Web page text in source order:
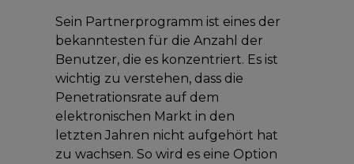
Sein Partnerprogramm ist eines der
bekanntesten für die Anzahl der
Benutzer, die es konzentriert. Es ist
wichtig zu verstehen, dass die
Penetrationsrate auf dem
elektronischen Markt in den
letzten Jahren nicht aufgehört hat
zu wachsen. So wird es eine Option